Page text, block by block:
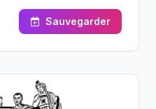
Sauvegarder